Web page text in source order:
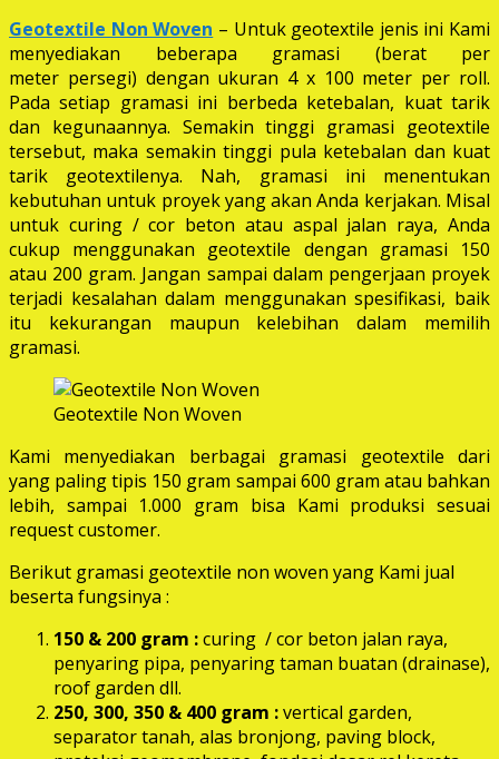
Geotextile Non Woven – Untuk geotextile jenis ini Kami
menyediakan beberapa gramasi (berat per
meter persegi) dengan ukuran 4 x 100 meter per roll.
Pada setiap gramasi ini berbeda ketebalan, kuat tarik
dan kegunaannya. Semakin tinggi gramasi geotextile
tersebut, maka semakin tinggi pula ketebalan dan kuat
tarik geotextilenya. Nah, gramasi ini menentukan
kebutuhan untuk proyek yang akan Anda kerjakan. Misal
untuk curing / cor beton atau aspal jalan raya, Anda
cukup menggunakan geotextile dengan gramasi 150
atau 200 gram. Jangan sampai dalam pengerjaan proyek
terjadi kesalahan dalam menggunakan spesifikasi, baik
itu kekurangan maupun kelebihan dalam memilih
gramasi.
Geotextile Non Woven
Kami menyediakan berbagai gramasi geotextile dari
yang paling tipis 150 gram sampai 600 gram atau bahkan
lebih, sampai 1.000 gram bisa Kami produksi sesuai
request customer.
Berikut gramasi geotextile non woven yang Kami jual
beserta fungsinya :
150 & 200 gram :curing / cor beton jalan raya,
penyaring pipa, penyaring taman buatan (drainase),
roof garden dll.
250, 300, 350 & 400 gram :vertical garden,
separator tanah, alas bronjong, paving block,